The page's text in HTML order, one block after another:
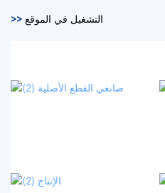
>> التشغيل في الموقع